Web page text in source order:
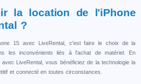
la location de l'iPhone
?
15 avec LiveRental, c'est faire le choix de la
les inconvénients liés à l'achat de matériel. En
LiveRental, vous bénéficiez de la technologie la
et connecté en toutes circonstances.